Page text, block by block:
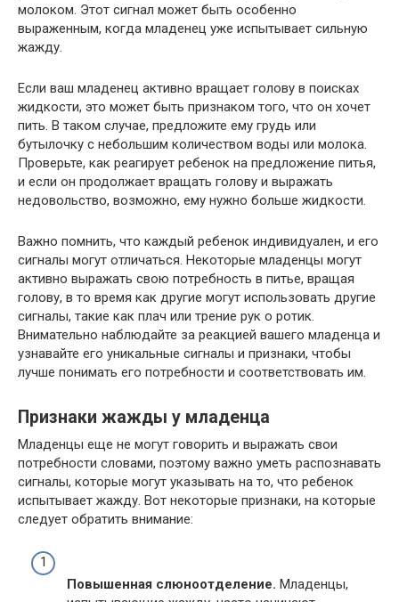
молоком. Этот сигнал может быть особенно
выраженным, когда младенец уже испытывает сильную
жажду.
Если ваш младенец активно вращает голову в поисках
жидкости, это может быть признаком того, что он хочет
пить. В таком случае, предложите ему грудь или
бутылочку с небольшим количеством воды или молока.
Проверьте, как реагирует ребенок на предложение питья,
и если он продолжает вращать голову и выражать
недовольство, возможно, ему нужно больше жидкости.
Важно помнить, что каждый ребенок индивидуален, и его
сигналы могут отличаться. Некоторые младенцы могут
активно выражать свою потребность в питье, вращая
голову, в то время как другие могут использовать другие
сигналы, такие как плач или трение рук о ротик.
Внимательно наблюдайте за реакцией вашего младенца и
узнавайте его уникальные сигналы и признаки, чтобы
лучше понимать его потребности и соответствовать им.
Признаки жажды у младенца
Младенцы еще не могут говорить и выражать свои
потребности словами, поэтому важно уметь распознавать
сигналы, которые могут указывать на то, что ребенок
испытывает жажду. Вот некоторые признаки, на которые
следует обратить внимание:
Повышенная слюноотделение. Младенцы,